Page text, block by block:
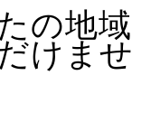
の地域
けませ